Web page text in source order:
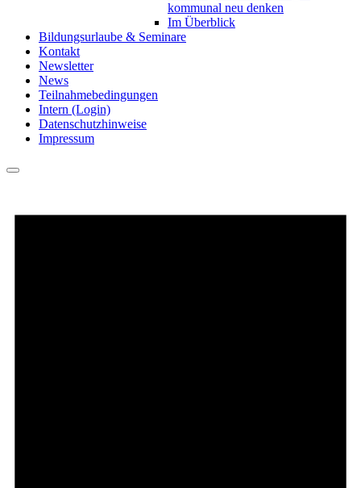
kommunal neu denken
Im Überblick
Bildungsurlaube & Seminare
Kontakt
Newsletter
News
Teilnahmebedingungen
Intern (Login)
Datenschutzhinweise
Impressum